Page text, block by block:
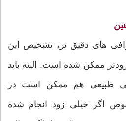
های دقیق تر، تشخیص این
ممکن شده است. البته باید
طبیعی هم ممکن است در
اگر خیلی زود انجام شده